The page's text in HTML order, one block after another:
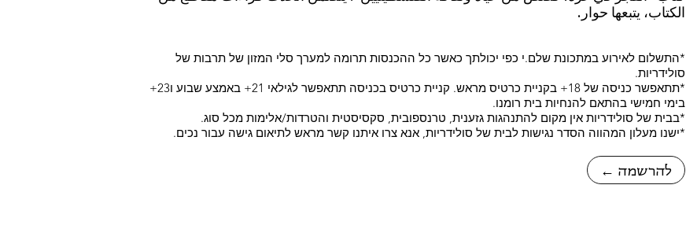
← להרשמה
الكتاب، يتبعها حوار.
*התשלום לאירוע במתכונת שלם.י כפי יכולתך כאשר כל ההכנסות תרומה למערך סלי המזון של תרבות של
סולידריות.
*תתאפשר כניסה של 18+ בקניית כרטיס מראש. קניית כרטיס בכניסה תתאפשר לגילאי 21+ באמצע שבוע ו23+
בימי חמישי בהתאם להנחיות בית רומנו.
*בבית של סולידריות אין מקום להתנהגות גזענית, טרנספובית, סקסיסטית והטרדות/אלימות מכל סוג.
*ישנו מעלון המהווה הסדר נגישות לבית של סולידריות, אנא צרו איתנו קשר מראש לתיאום גישה עבור נכים.